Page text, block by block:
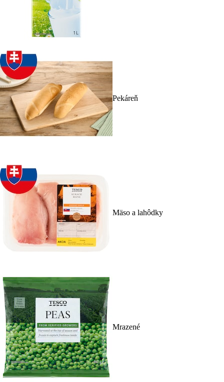
Pekáreň
Mäso a lahôdky
Mrazené